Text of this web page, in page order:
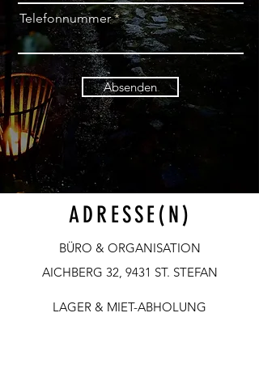
Telefonnummer
Absenden
ADRESSE(N)
BÜRO & ORGANISATION
AICHBERG 32, 9431 ST. STEFAN
LAGER & MIET-ABHOLUNG